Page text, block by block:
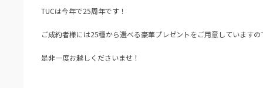
TUCは今年で25周年です！
ご成約者様には25種から選べる豪華プレゼントをご用意していますの
是非一度お越しくださいませ！